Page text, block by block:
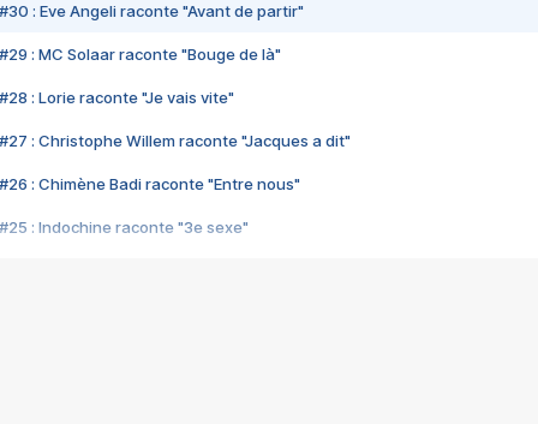
#30 : Eve Angeli raconte "Avant de partir"
#29 : MC Solaar raconte "Bouge de là"
#28 : Lorie raconte "Je vais vite"
#27 : Christophe Willem raconte "Jacques a dit"
#26 : Chimène Badi raconte "Entre nous"
#25 : Indochine raconte "3e sexe"